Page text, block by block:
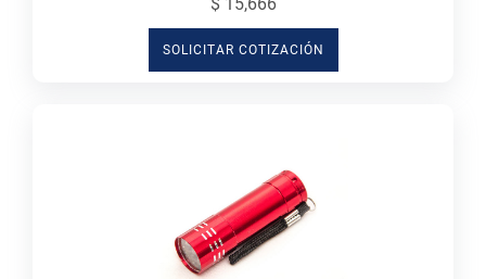
$ 15,666
SOLICITAR COTIZACIÓN